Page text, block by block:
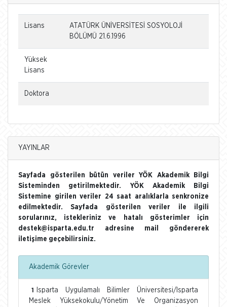
Lisans
ATATÜRK ÜNİVERSİTESİ SOSYOLOJİ
BÖLÜMÜ 21.6.1996
Yüksek
Lisans
Doktora
YAYINLAR
Sayfada gösterilen bütün veriler YÖK Akademik Bilgi
Sisteminden getirilmektedir. YÖK Akademik Bilgi
Sistemine girilen veriler 24 saat aralıklarla senkronize
edilmektedir. Sayfada gösterilen veriler ile ilgili
sorularınız, istekleriniz ve hatalı gösterimler için
destek@isparta.edu.tr adresine mail göndererek
iletişime geçebilirsiniz.
Akademik Görevler
1
Isparta Uygulamalı Bilimler Üniversitesi/Isparta
Meslek Yüksekokulu/Yönetim Ve Organizasyon